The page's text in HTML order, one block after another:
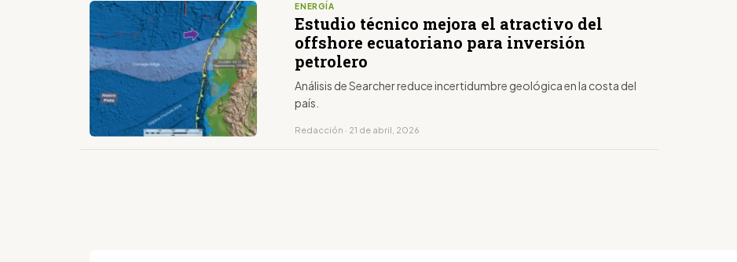
ENERGÍA
Estudio técnico mejora el atractivo del
offshore ecuatoriano para inversión
petrolero
Análisis de Searcher reduce incertidumbre geológica en la costa del
país.
Redacción · 21 de abril, 2026